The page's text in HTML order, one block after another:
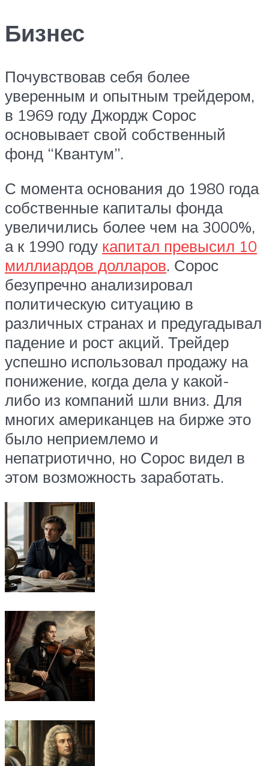
Бизнес
Почувствовав себя более
уверенным и опытным трейдером,
в 1969 году Джордж Сорос
основывает свой собственный
фонд “Квантум”.
С момента основания до 1980 года
собственные капиталы фонда
увеличились более чем на 3000%,
а к 1990 году капитал превысил 10
миллиардов долларов. Сорос
безупречно анализировал
политическую ситуацию в
различных странах и предугадывал
падение и рост акций. Трейдер
успешно использовал продажу на
понижение, когда дела у какой-
либо из компаний шли вниз. Для
многих американцев на бирже это
было неприемлемо и
непатриотично, но Сорос видел в
этом возможность заработать.